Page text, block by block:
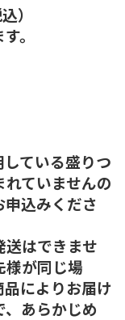
）
。
ている盛りつ
ていませんの
込みくださ
はできませ
様が同じ場
によりお届け
あらかじめ